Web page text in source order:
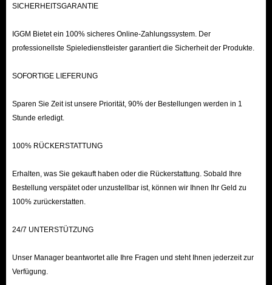
Spieler sich in Ihr Konto einloggen, um Ihnen zu helfen,
und schwierige Herausforderungen abzuschließen. Dies
Gegenstände schneller freizuschalten als beim normalen
vermeiden.
Optionen. Egal, ob Sie Ihr Spielerlevel erhöhen möchten,
Waffen-/Fahrzeug-Aufsätze, Modifikationen und
Meisterschafts-Skins freischalten oder Ihr K/D-Verhältnis
einzigartigere Bedürfnisse haben, können Sie uns auch
anzupassen!
SICHERHEITSGARANTIE
IGGM Bietet ein 100% sicheres Online-Zahlungssystem. Der
professionellste Spieledienstleister garantiert die Sicherheit der Produkte.
SOFORTIGE LIEFERUNG
Sparen Sie Zeit ist unsere Priorität, 90% der Bestellungen werden in 1
Stunde erledigt.
100% RÜCKERSTATTUNG
Erhalten, was Sie gekauft haben oder die Rückerstattung. Sobald Ihre
Bestellung verspätet oder unzustellbar ist, können wir Ihnen Ihr Geld zu
100% zurückerstatten.
24/7 UNTERSTÜTZUNG
Unser Manager beantwortet alle Ihre Fragen und steht Ihnen jederzeit zur
Verfügung.